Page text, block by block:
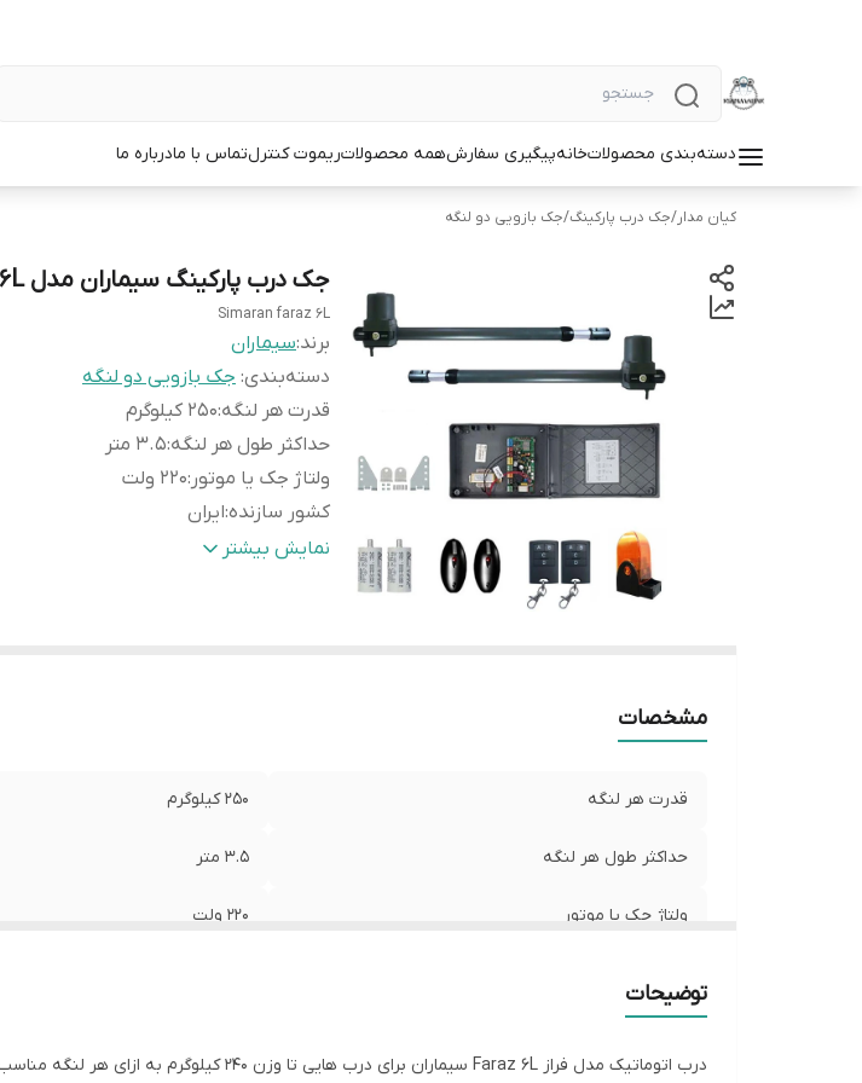
دسته‌بندی محصولاتخانهپیگیری سفارشهمه محصولاتریموت کنترلتماس با مادرباره ما
کیان مدار/جک درب پارکینگ/جک بازویی دو لنگه
جک درب پارکینگ سیماران مدل 6L فراز
Simaran faraz 6L
برند:سیماران
دسته‌بندی: جک بازویی دو لنگه
قدرت هر لنگه:۲۵۰ کیلوگرم
حداکثر طول هر لنگه:۳.۵ متر
ولتاژ جک یا موتور :۲۲۰ ولت
کشور سازنده:ایران
مدت زمان گارانتی
نمایش بیشتر
مشخصات
قدرت هر لنگه ۲۵۰ کیلوگرم
حداکثر طول هر لنگه ۳.۵ متر
ولتاژ جک یا موتور ۲۲۰ ولت
توضیحات
درب اتوماتیک مدل فراز Faraz 6L سیماران برای درب هایی تا وزن 240 کیلوگرم به ازای هر لنگه مناسب می باشد. از مشخصات این جک پارکینگی می توان به موارد زیر اشاره نمود :